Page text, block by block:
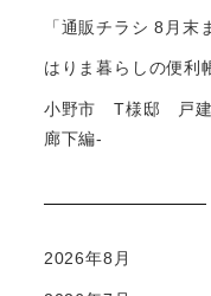
「通販チラシ 8月末
はりま暮らしの便
小野市 T様邸 戸建
廊下編-
2026年8月